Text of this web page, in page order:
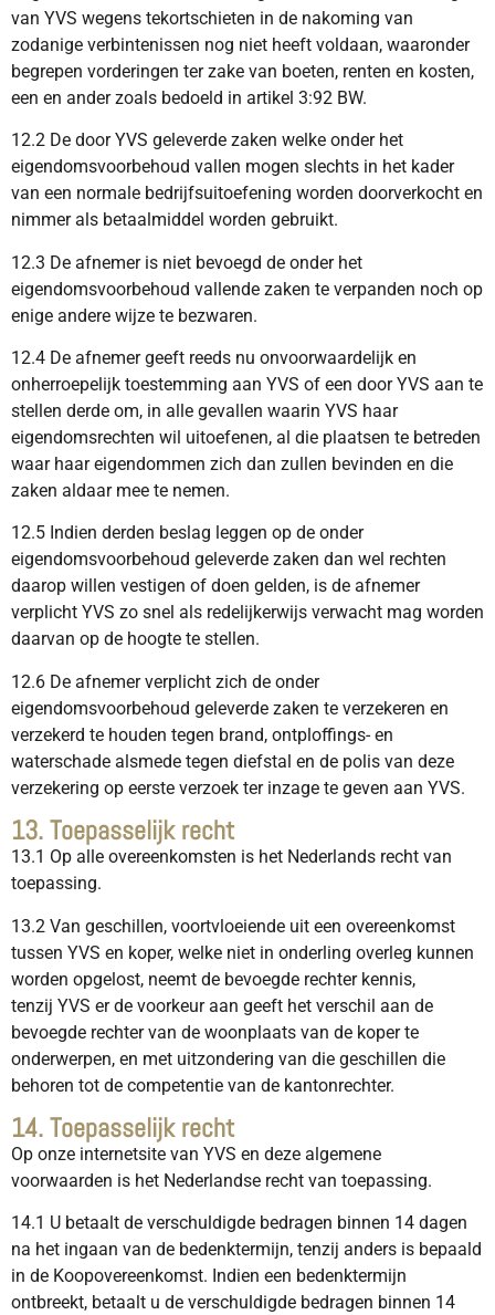
van YVS wegens tekortschieten in de nakoming van
zodanige verbintenissen nog niet heeft voldaan, waaronder
begrepen vorderingen ter zake van boeten, renten en kosten,
een en ander zoals bedoeld in artikel 3:92 BW.
12.2 De door YVS geleverde zaken welke onder het
eigendomsvoorbehoud vallen mogen slechts in het kader
van een normale bedrijfsuitoefening worden doorverkocht en
nimmer als betaalmiddel worden gebruikt.
12.3 De afnemer is niet bevoegd de onder het
eigendomsvoorbehoud vallende zaken te verpanden noch op
enige andere wijze te bezwaren.
12.4 De afnemer geeft reeds nu onvoorwaardelijk en
onherroepelijk toestemming aan YVS of een door YVS aan te
stellen derde om, in alle gevallen waarin YVS haar
eigendomsrechten wil uitoefenen, al die plaatsen te betreden
waar haar eigendommen zich dan zullen bevinden en die
zaken aldaar mee te nemen.
12.5 Indien derden beslag leggen op de onder
eigendomsvoorbehoud geleverde zaken dan wel rechten
daarop willen vestigen of doen gelden, is de afnemer
verplicht YVS zo snel als redelijkerwijs verwacht mag worden
daarvan op de hoogte te stellen.
12.6 De afnemer verplicht zich de onder
eigendomsvoorbehoud geleverde zaken te verzekeren en
verzekerd te houden tegen brand, ontploffings- en
waterschade alsmede tegen diefstal en de polis van deze
verzekering op eerste verzoek ter inzage te geven aan YVS.
13. Toepasselijk recht
13.1 Op alle overeenkomsten is het Nederlands recht van
toepassing.
13.2 Van geschillen, voortvloeiende uit een overeenkomst
tussen YVS en koper, welke niet in onderling overleg kunnen
worden opgelost, neemt de bevoegde rechter kennis,
tenzij YVS er de voorkeur aan geeft het verschil aan de
bevoegde rechter van de woonplaats van de koper te
onderwerpen, en met uitzondering van die geschillen die
behoren tot de competentie van de kantonrechter.
14. Toepasselijk recht
Op onze internetsite van YVS en deze algemene
voorwaarden is het Nederlandse recht van toepassing.
14.1 U betaalt de verschuldigde bedragen binnen 14 dagen
na het ingaan van de bedenktermijn, tenzij anders is bepaald
in de Koopovereenkomst. Indien een bedenktermijn
ontbreekt, betaalt u de verschuldigde bedragen binnen 14